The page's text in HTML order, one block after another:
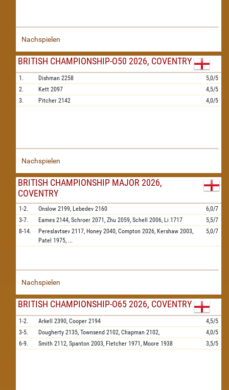
Nachspielen
BRITISH CHAMPIONSHIP-O50 2026, COVENTRY
1. Dishman 2258
5,0/5
2.
Kett 2097
4,5/5
3.
Pitcher 2142 4,0/5
Nachspielen
BRITISH CHAMPIONSHIP MAJOR 2026,
COVENTRY
1-2. Onslow 2199, Lebedev 2160
6,0/7
3-7.
Eames 2144, Schroer 2071, Zhu 2059, Schell 2006, Li 1717
5,5/7
8-14.
Pereslavtsev 2117, Honey 2040, Compton 2026, Kershaw 2003,
Patel 1975, ...
5,0/7
Nachspielen
BRITISH CHAMPIONSHIP-O65 2026, COVENTRY
1-2. Arkell 2390, Cooper 2194
4,5/5
3-5.
Dougherty 2135, Townsend 2102, Chapman 2102,
4,0/5
6-9.
Smith 2112, Spanton 2003, Fletcher 1971, Moore 1938 3,5/5